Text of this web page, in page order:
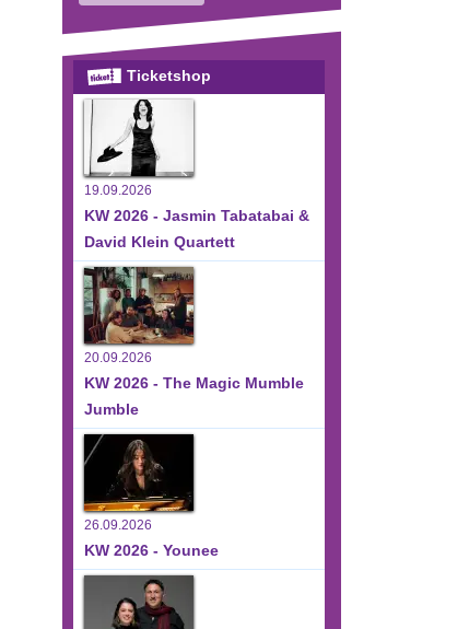
Ticketshop
19.09.2026
KW 2026 - Jasmin Tabatabai &
David Klein Quartett
20.09.2026
KW 2026 - The Magic Mumble
Jumble
26.09.2026
KW 2026 - Younee